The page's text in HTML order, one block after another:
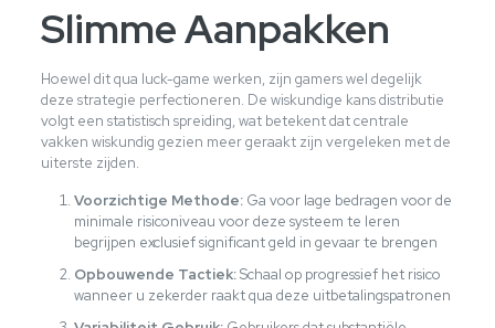
Slimme Aanpakken
Hoewel dit qua luck-game werken, zijn gamers wel degelijk
deze strategie perfectioneren. De wiskundige kans distributie
volgt een statistisch spreiding, wat betekent dat centrale
vakken wiskundig gezien meer geraakt zijn vergeleken met de
uiterste zijden.
Voorzichtige Methode:Ga voor lage bedragen voor de
minimale risiconiveau voor deze systeem te leren
begrijpen exclusief significant geld in gevaar te brengen
Opbouwende Tactiek:Schaal op progressief het risico
wanneer u zekerder raakt qua deze uitbetalingspatronen